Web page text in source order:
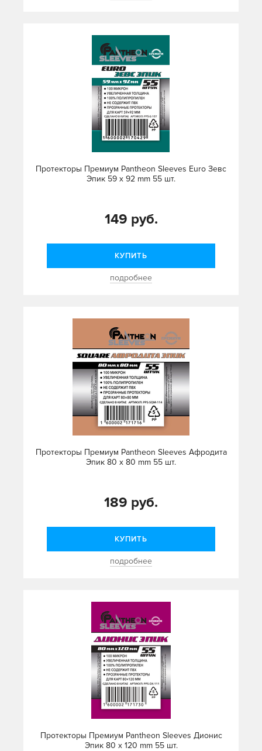
Протекторы Премиум Pantheon Sleeves Euro Зевс
Эпик 59 x 92 mm 55 шт.
149 руб.
КУПИТЬ
подробнее
Протекторы Премиум Pantheon Sleeves Афродита
Эпик 80 х 80 mm 55 шт.
189 руб.
КУПИТЬ
подробнее
Протекторы Премиум Pantheon Sleeves Дионис
Эпик 80 х 120 mm 55 шт.